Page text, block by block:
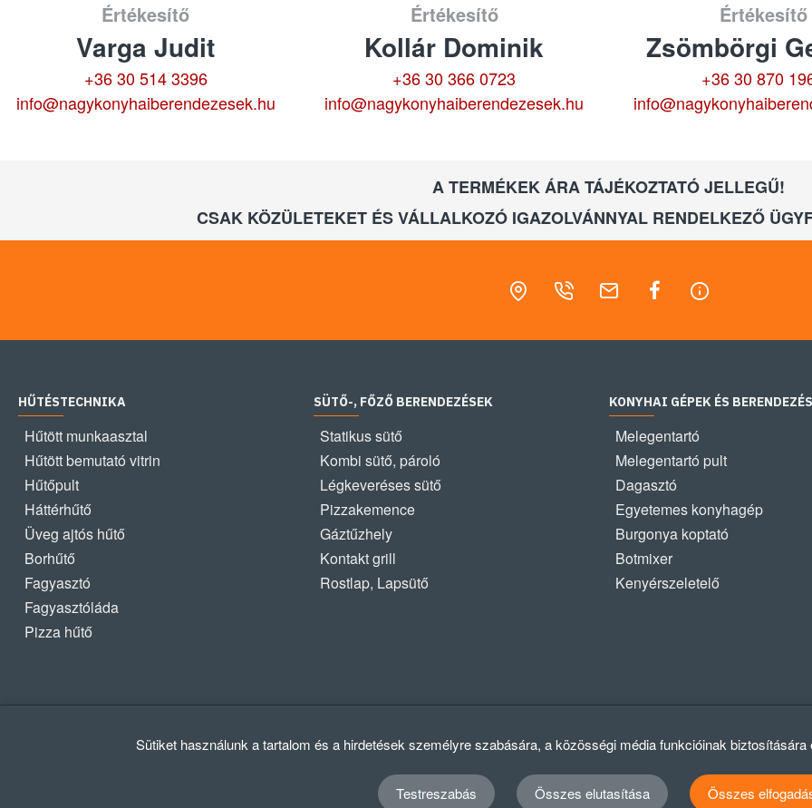
Értékesítő
Varga Judit
+36 30 514 3396
info@nagykonyhaiberendezesek.hu
Értékesítő
Kollár Dominik
+36 30 366 0723
info@nagykonyhaiberendezesek.hu
Értékesítő
Zsömbörgi
+36 30 870
A TERMÉKEK ÁRA TÁJÉKOZTATÓ JELLEGŰ!
CSAK KÖZÜLETEKET ÉS VÁLLALKOZÓ IGAZOLVÁNNYAL RENDELKEZŐ
HŰTÉSTECHNIKA
Hűtött munkaasztal
Hűtött bemutató vitrin
Hűtőpult
Háttérhűtő
Üveg ajtós hűtő
Borhűtő
Fagyasztó
Fagyasztóláda
Pizza hűtő
SÜTŐ-, FŐZŐ BERENDEZÉSEK
Statikus sütő
Kombi sütő, pároló
Légkeveréses sütő
Pizzakemence
Gáztűzhely
Kontakt grill
Rostlap, Lapsütő
KONYHAI GÉPEK ÉS
Melegentartó
Melegentartó pult
Dagasztó
Egyetemes konyhagép
Burgonya koptató
Botmixer
Kenyérszeletelő
Sütiket használunk a tartalom és a hirdetések személyre szabására, a közösségi média funkcióinak
Testreszabás Összes elutasítása Összes